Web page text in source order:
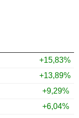
+15,83%
+13,89%
+9,29%
+6,04%